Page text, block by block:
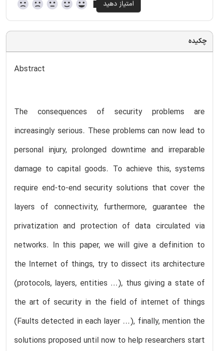
چکیده
Abstract
The consequences of security problems are
increasingly serious. These problems can now lead to
personal injury, prolonged downtime and irreparable
damage to capital goods. To achieve this, systems
require end-to-end security solutions that cover the
layers of connectivity, furthermore, guarantee the
privatization and protection of data circulated via
networks. In this paper, we will give a definition to
the Internet of things, try to dissect its architecture
(protocols, layers, entities ...), thus giving a state of
the art of security in the field of internet of things
(Faults detected in each layer ...), finally, mention the
solutions proposed until now to help researchers start